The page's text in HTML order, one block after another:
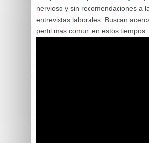
nervioso y sin recomendaciones a
entrevistas laborales. Buscan
perfil más común en estos tiempos.